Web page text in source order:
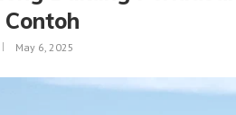
May 6, 2025